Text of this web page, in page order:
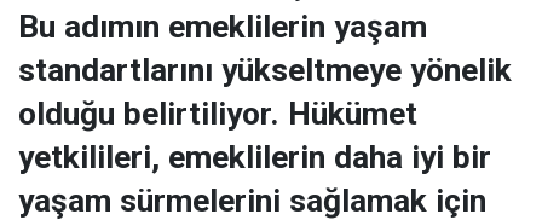
Bu adımın emeklilerin yaşam
standartlarını yükseltmeye yönelik
olduğu belirtiliyor. Hükümet
yetkilileri, emeklilerin daha iyi bir
yaşam sürmelerini sağlamak için